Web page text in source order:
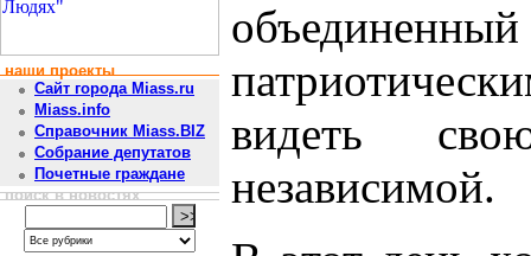
наши проекты
Сайт города Miass.ru
Miass.info
Справочник Miass.BIZ
Собрание депутатов
Почетные граждане
поиск в новостях
видеть
независимой.